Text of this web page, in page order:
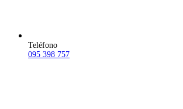
Teléfono
095 398 757